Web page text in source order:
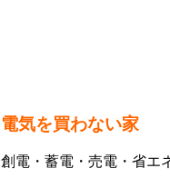
電気を買わない家
創電・蓄電・売電・省エ